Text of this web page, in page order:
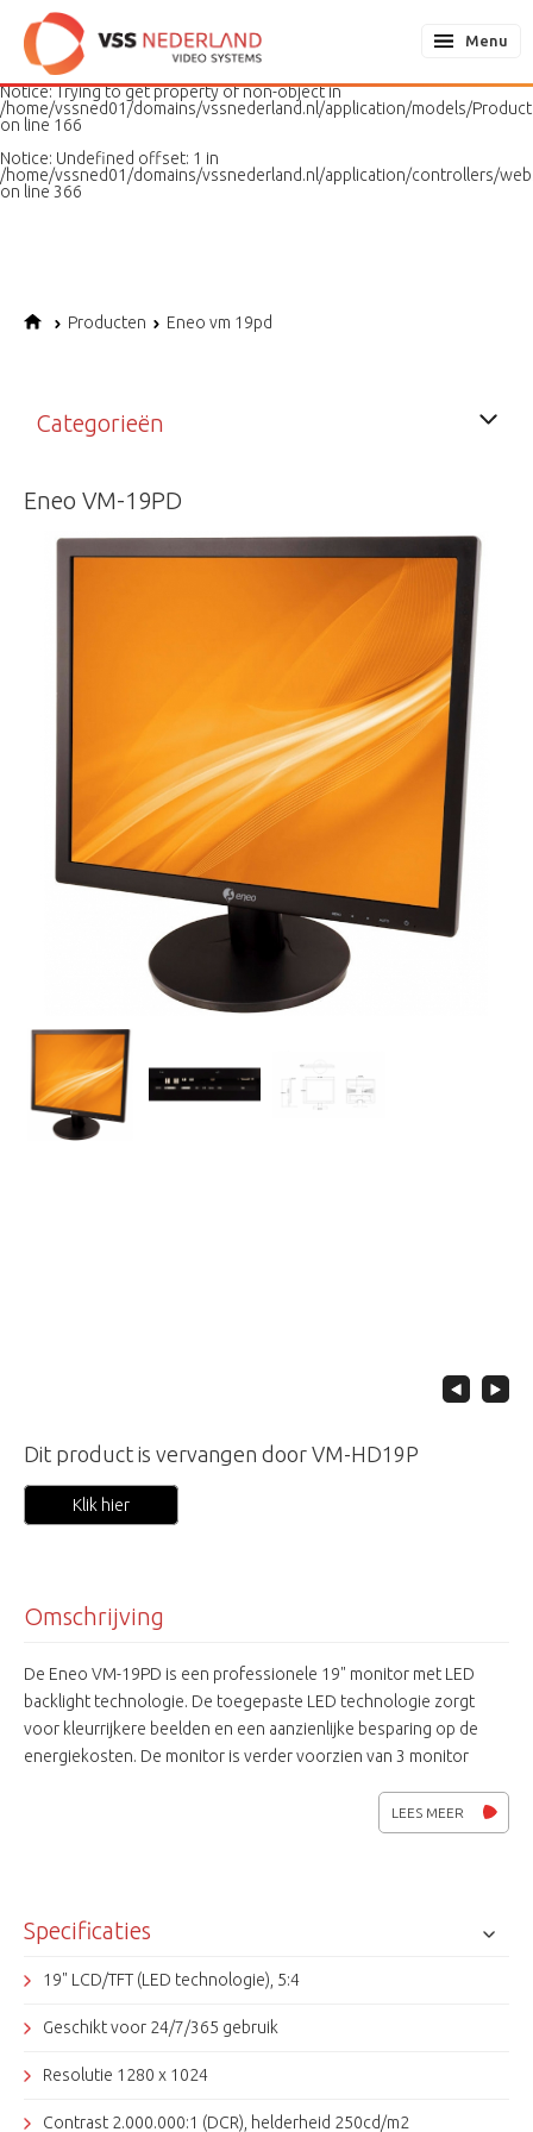
Notice: Undefined variable: page in
/home/vssned01/domains/vssnederland.nl/application/models/
on line
187
Notice: Trying to get property of non-object in
/home/vssned01/domains/vssnederland.nl/application/models/
on line 166
Notice: Undefined offset: 1 in
/home/vssned01/domains/vssnederland.nl/application/controllers/
on line 366
Menu
Producten Eneo vm 19pd
Categorieën
Eneo VM-19PD
Dit product is vervangen door VM-HD19P
Klik hier
Omschrijving
De Eneo VM-19PD is een professionele 19" monitor met LED
backlight technologie. De toegepaste LED technologie zorgt
voor kleurrijkere beelden en een aanzienlijke besparing op de
energiekosten. De monitor is verder voorzien van 3 monitor
LEES MEER
Specificaties
19" LCD/TFT (LED technologie), 5:4
Geschikt voor 24/7/365 gebruik
Resolutie 1280 x 1024
Contrast 2.000.000:1 (DCR), helderheid 250cd/m2